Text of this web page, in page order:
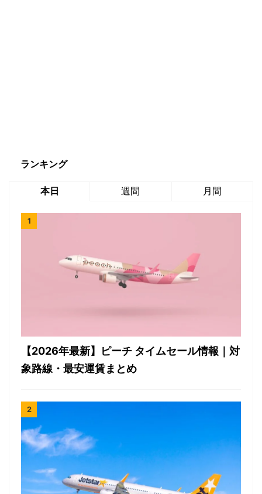
ランキング
本日 週間 月間
【2026年最新】ピーチ タイムセール情報｜対
象路線・最安運賃まとめ